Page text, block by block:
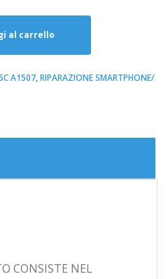
al carrello
A1507,RIPARAZIONE SMARTPHONE/
CONSISTE NEL